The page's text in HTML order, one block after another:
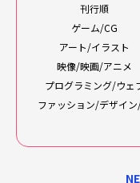
刊行順
ゲーム/CG
アート/イラスト
映像/映画/アニメ
プログラミング/ウェ
ファッション/デザイ